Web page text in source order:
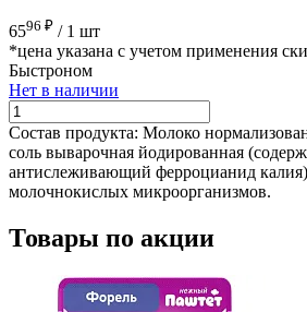
6596 ₽ / 1 шт
*цена указана с учетом применения
Быстроном
Нет в наличии
Состав продукта: Молоко
соль выварочная йодированная
антислеживающий ферроцианид
молочнокислых микроорганизмов.
Товары по акции